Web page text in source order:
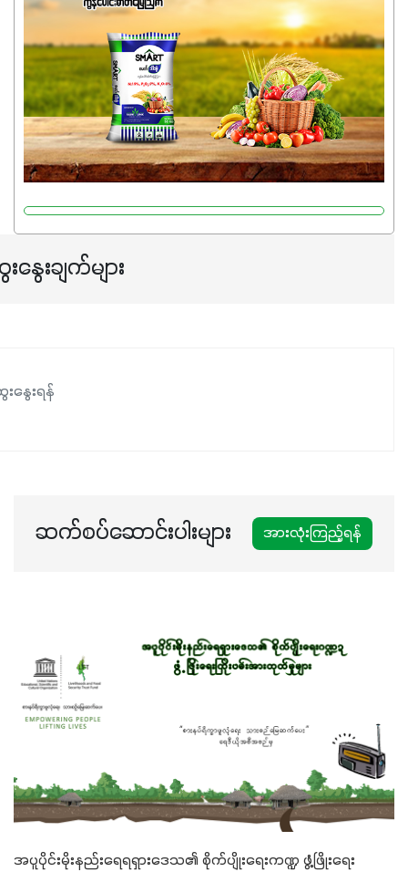
မှုကို အားပေးကာ သီးနှံပင်များ၏အရွက်များစိမ်းလန်းသန်စွမ်း
ပြီး အစာချက်လုပ်မှုအားကောင်းစေပါတယ်။ အပင်၏ပင်ပိုင်း
ကြီးထွားမှုကို တိုးမြင့်စေကာ အပင်သန်၍ အကြီးမြန်စေပါတယ်။
သင့်တော်တဲ့ Phosphorus 7%ပါဝင်မှုကြောင့် အပင်ရဲ့ အမြစ်
ဖွဲ့စည်းတည်ဆောက်မှုကို ပို၍သန်မာလာအောင် အားပေးပါ
တယ်။ ဒါ့အပြင် ပန်းပွင့်ခြင်း၊အသီးသီးခြင်း၊အစေ့တည်ခြင်း
လုပ်ငန်းစဉ်များကိုလည်း အားပေးပါတယ်။ လုံလောက်တဲ့
Potassium 8%က အပင်ရဲ့ ရောဂါဒဏ်၊ရာသီဥတုဒဏ်ခံနိုင်ရည်
အရသာ ပိုမိုကောင်းမွန်စေဖို့အတွက် လိုအပ်တဲ့အာဟာရဓာတ်
ဖြစ်ပါတယ်။ ဟူးမစ်အက်စစ်ပါဝင်ပေါင်းစပ်ထားတဲ့အတွက်
နှံစားသီးနှံများ၊ပဲအမျိုးမျိုး၊ဟင်းသီးဟင်းရွက်နဲ့ ဥယျာဉ်ခြံသီးနှံ
အားလုံးမှာ အသုံးပြုနိုင်တယ်ဆိုတော့ တစ်မျိုးတည်းနဲ့ အားလုံး
နွေးချက်များ
နွေးရန်
ဆက်စပ်ဆောင်းပါးများ အားလုံးကြည့်ရန်
အပူပိုင်းမိုးနည်းရေရရှားဒေသ၏ စိုက်ပျိုးရေးကဏ္ဍ ဖွံ့ဖြိုးရေး